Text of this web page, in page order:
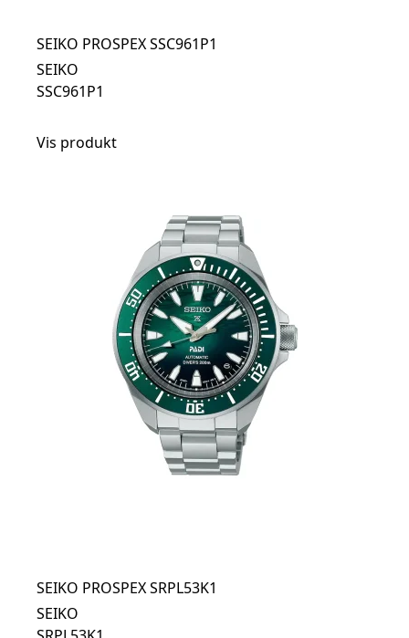
SEIKO PROSPEX SSC961P1
SEIKO
SSC961P1
Vis produkt
SEIKO PROSPEX SRPL53K1
SEIKO